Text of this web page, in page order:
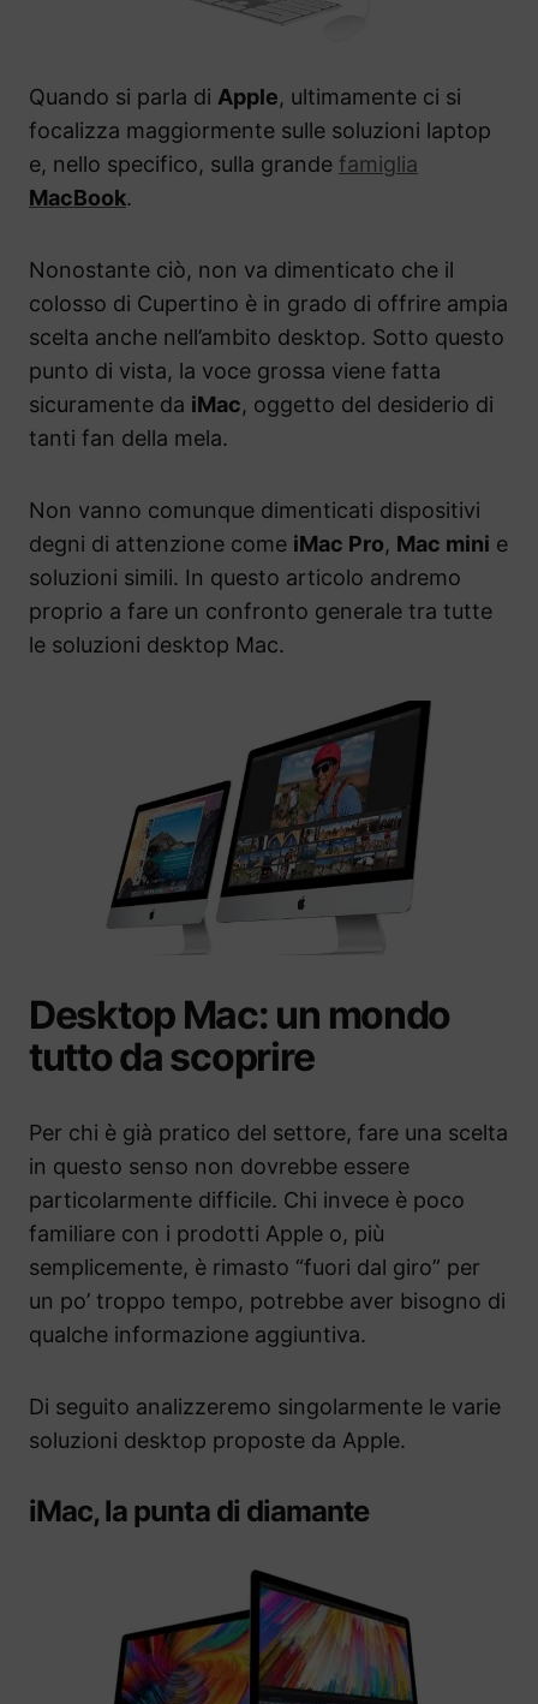
Quando si parla di Apple, ultimamente ci si
focalizza maggiormente sulle soluzioni laptop
e, nello specifico, sulla grande famiglia
MacBook.
Nonostante ciò, non va dimenticato che il
colosso di Cupertino è in grado di offrire ampia
scelta anche nell’ambito desktop. Sotto questo
punto di vista, la voce grossa viene fatta
sicuramente da iMac, oggetto del desiderio di
tanti fan della mela.
Non vanno comunque dimenticati dispositivi
degni di attenzione come iMac Pro, Mac mini e
soluzioni simili. In questo articolo andremo
proprio a fare un confronto generale tra tutte
le soluzioni desktop Mac.
Desktop Mac: un mondo
tutto da scoprire
Per chi è già pratico del settore, fare una scelta
in questo senso non dovrebbe essere
particolarmente difficile. Chi invece è poco
familiare con i prodotti Apple o, più
semplicemente, è rimasto “fuori dal giro” per
un po’ troppo tempo, potrebbe aver bisogno di
qualche informazione aggiuntiva.
Di seguito analizzeremo singolarmente le varie
soluzioni desktop proposte da Apple.
iMac, la punta di diamante